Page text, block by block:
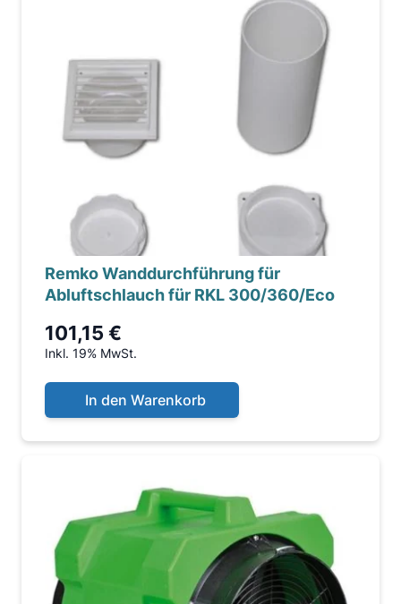
Remko Wanddurchführung für
Abluftschlauch für RKL 300/360/Eco
101,15 €
Inkl. 19% MwSt.
In den Warenkorb